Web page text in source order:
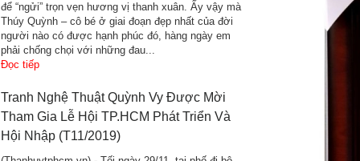
để “ngửi” trọn vẹn hương vị thanh xuân. Ấy vậy mà
Thúy Quỳnh – cô bé ở giai đoạn đẹp nhất của đời
người nào có được hạnh phúc đó, hàng ngày em
phải chống chọi với những đau...
Đọc tiếp
Tranh Nghệ Thuật Quỳnh Vy Được Mời
Tham Gia Lễ Hội TP.HCM Phát Triển Và
Hội Nhập (T11/2019)